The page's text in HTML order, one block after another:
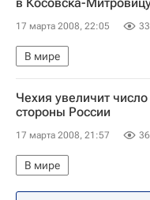
17 марта 2008, 22:05 33
В мире
Обострение ситуации
Чехия увеличит
стороны России
17 марта 2008, 21:57 36
В мире